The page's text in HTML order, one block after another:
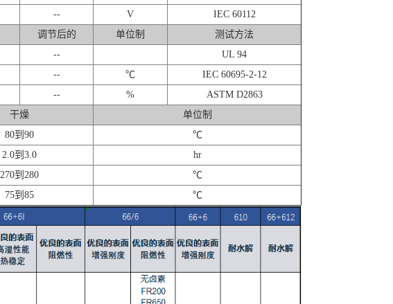
-- V
IEC 60112
调节后的 单位制
测试方法
--
UL 94
-- ℃
IEC 60695-2-12
-- %
ASTM D2863
干燥
单位制
80到90
℃
2.0到3.0
hr
270到280
℃
75到85 ℃